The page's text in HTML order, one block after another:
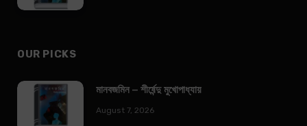
OUR PICKS
মানবজমিন – শীর্ষেন্দু মুখোপাধ্যায়
August 7, 2026